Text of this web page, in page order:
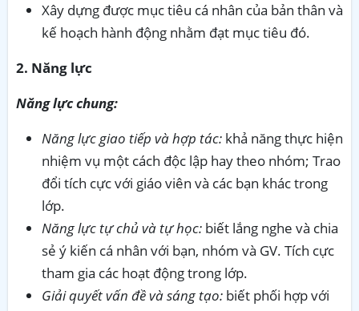
Xây dựng được mục tiêu cá nhân của bản thân và
kế hoạch hành động nhằm đạt mục tiêu đó.
2. Năng lực
Năng lực chung:
Năng lực giao tiếp và hợp tác: khả năng thực hiện
nhiệm vụ một cách độc lập hay theo nhóm; Trao
đổi tích cực với giáo viên và các bạn khác trong
lớp.
Năng lực tự chủ và tự học: biết lắng nghe và chia
sẻ ý kiến cá nhân với bạn, nhóm và GV. Tích cực
tham gia các hoạt động trong lớp.
Giải quyết vấn đề và sáng tạo: biết phối hợp với